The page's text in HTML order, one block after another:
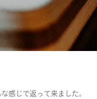
感じで返って来ました。